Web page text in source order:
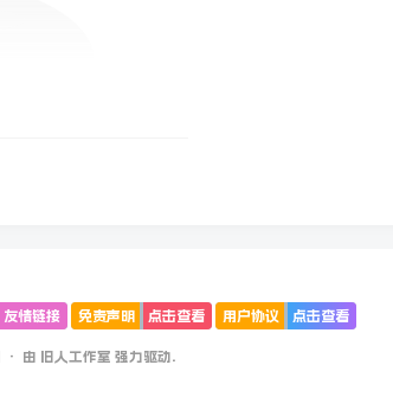
友情链接 免责声明 点击查看 用户协议 点击查看
· 由 旧人工作室 强力驱动.